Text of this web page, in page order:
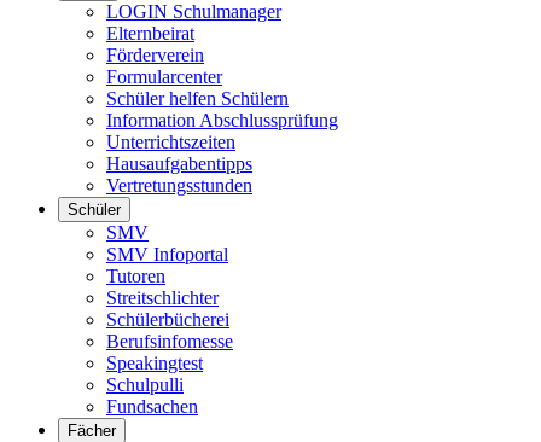
LOGIN Schulmanager
Elternbeirat
Förderverein
Formularcenter
Schüler helfen Schülern
Information Abschlussprüfung
Unterrichtszeiten
Hausaufgabentipps
Vertretungsstunden
Schüler
SMV
SMV Infoportal
Tutoren
Streitschlichter
Schülerbücherei
Berufsinfomesse
Speakingtest
Schulpulli
Fundsachen
Fächer